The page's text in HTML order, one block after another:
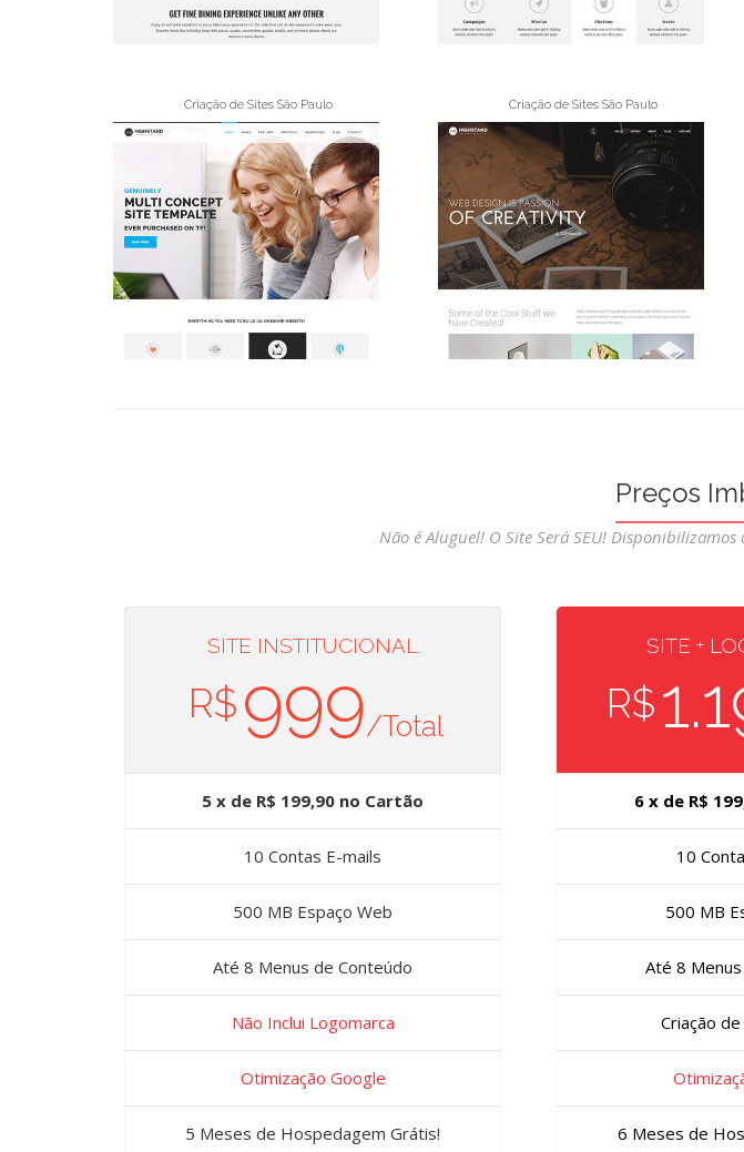
Criação de Sites São Paulo Criação de Sites São Paulo
Preços
Não é Aluguel! O Site Será SEU!
SITE INSTITUCIONAL
R$999/Total
5 x de R$ 199,90 no Cartão
10 Contas E-mails
500 MB Espaço Web
Até 8 Menus de Conteúdo
Não Inclui Logomarca
Otimização Google
5 Meses de Hospedagem Grátis!
SITE +
R$
6 x de R$
10
500 MB
Até 8
Criação
6 Meses de